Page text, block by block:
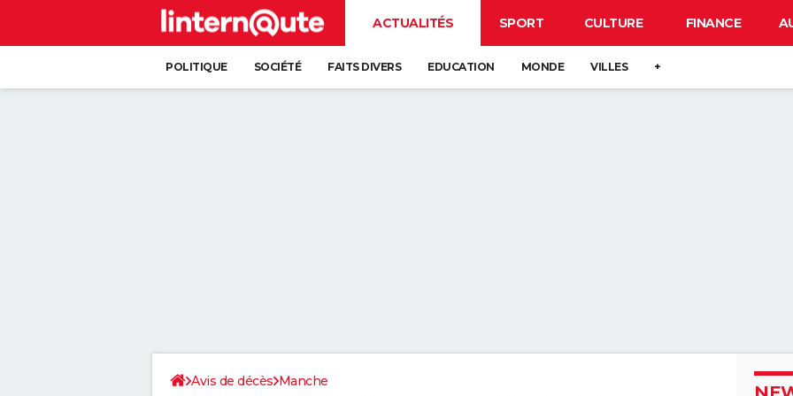
ACTUALITÉS SPORT CULTURE FINANCE
POLITIQUE SOCIÉTÉ FAITS DIVERS EDUCATION MONDE VILLES +
Avis de décès Manche